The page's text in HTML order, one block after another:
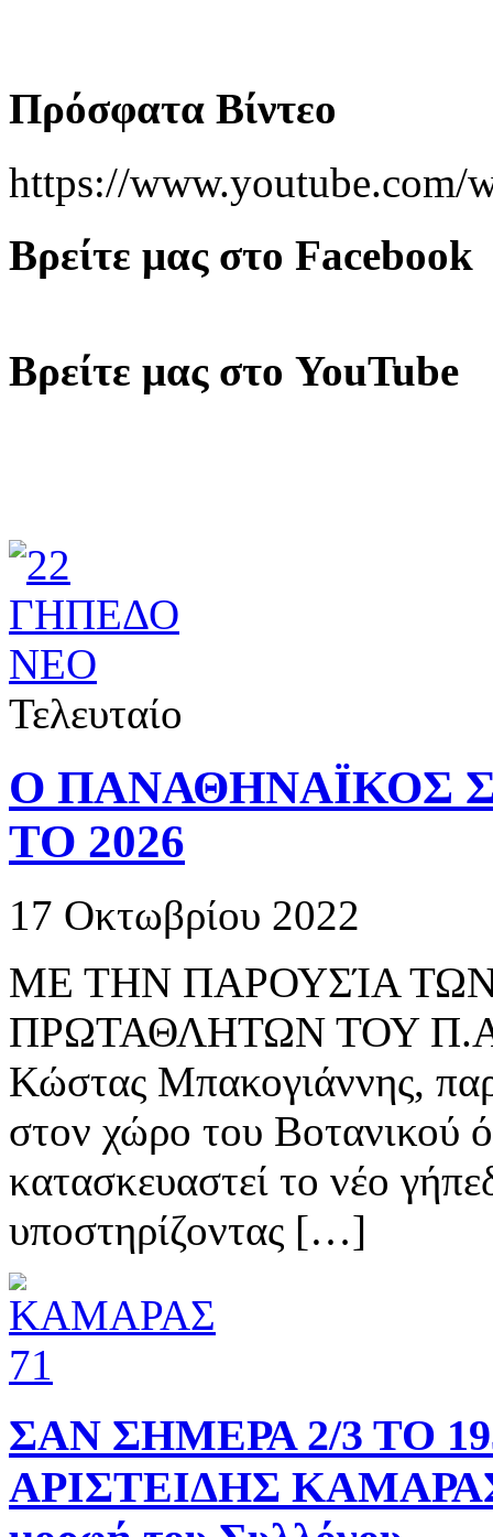
Πρόσφατα Βίντεο
https://
Βρείτε μας στο Facebook
Βρείτε μας στο YouTube
Τελευταίο
Ο ΠΑΝΑΘΗΝΑΪΚΟΣ
ΤΟ 2026
17 Οκτωβρίου 2022
ΜΕ ΤΗΝ ΠΑΡΟΥΣΊΑ
ΠΡΩΤΑΘΛΗΤΩΝ ΤΟΥ
Κώστας Μπακογιάννης,
στον χώρο του Βοτανικού
κατασκευαστεί το νέο
υποστηρίζοντας […]
ΣΑΝ ΣΗΜΕΡΑ 2/3 ΤΟ
ΑΡΙΣΤΕΙΔΗΣ ΚΑΜΑΡΑΣ